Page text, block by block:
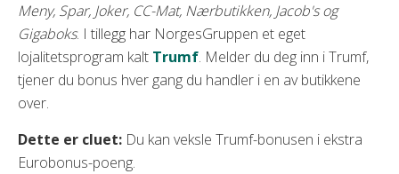
Meny, Spar, Joker, CC-Mat, Nærbutikken, Jacob's og
Gigaboks. I tillegg har NorgesGruppen et eget
lojalitetsprogram kalt Trumf. Melder du deg inn i Trumf,
tjener du bonus hver gang du handler i en av butikkene
over.
Dette er cluet: Du kan veksle Trumf-bonusen i ekstra
Eurobonus-poeng.